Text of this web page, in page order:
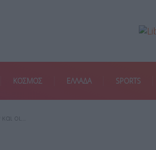
ΚΟΣΜΟΣ ΕΛΛΑΔΑ SPORTS
οι…